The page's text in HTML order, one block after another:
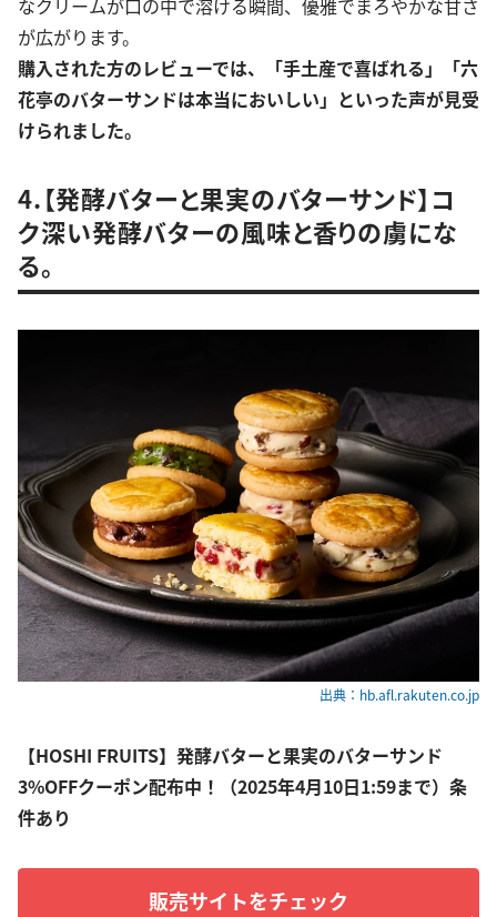
が広がります。
購入された方のレビューでは、「手土産で喜ばれる」「六
花亭のバターサンドは本当においしい」といった声が見受
けられました。
4.【発酵バターと果実のバターサンド】コ
ク深い発酵バターの風味と香りの虜にな
る。
出典：hb.afl.rakuten.co.jp
【HOSHI FRUITS】発酵バターと果実のバターサンド
3%OFFクーポン配布中！（2025年4月10日1:59まで）条
件あり
販売サイトをチェック